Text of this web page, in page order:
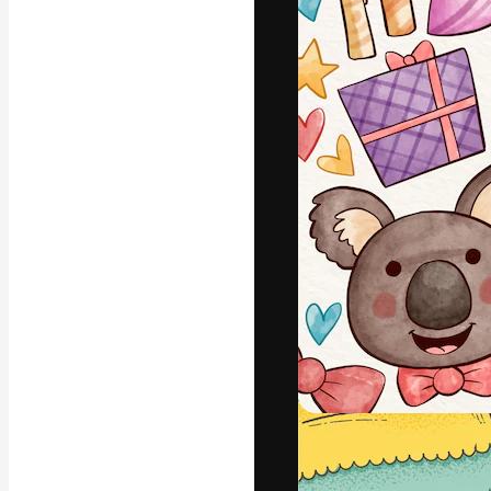
Platforma
najlepszych
subskrybentów
Polski
Copyright ©